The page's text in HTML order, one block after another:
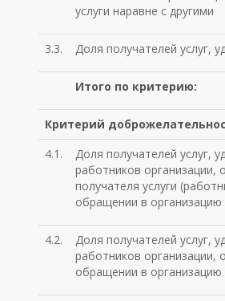
услуги наравне с другими
3.3. Доля получателей услуг,
Итого по критерию:
Критерий
4.1.
Доля получателей услуг,
работников
получателя услуги
обращении в организацию
4.2.
Доля получателей услуг,
работников организации,
обращении в организацию